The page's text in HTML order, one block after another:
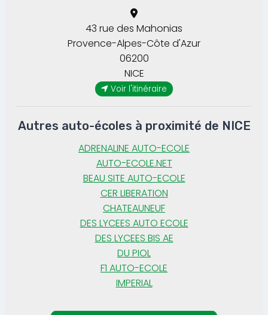
43 rue des Mahonias
NICE
Provence-Alpes-Côte d'Azur
06200
Voir l'itinéraire
Autres auto-écoles à proximité de NICE
ADRENALINE AUTO-ECOLE
AUTO-ECOLE.NET
BEAU SITE AUTO-ECOLE
CER LIBERATION
CHATEAUNEUF
DES LYCEES AUTO ECOLE
DES LYCEES BIS AE
DU PIOL
F1 AUTO-ECOLE
IMPERIAL